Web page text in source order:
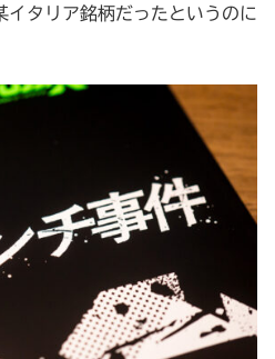
イタリア銘柄だったというのに